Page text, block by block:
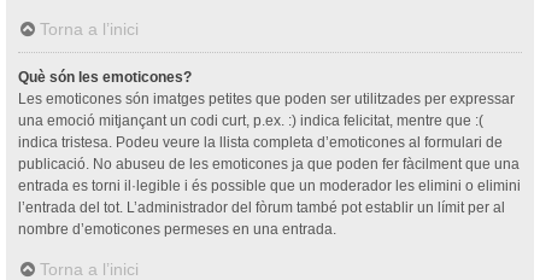
Torna a l’inici
Què són les emoticones?
Les emoticones són imatges petites que poden ser utilitzades per expressar
una emoció mitjançant un codi curt, p.ex. :) indica felicitat, mentre que :(
indica tristesa. Podeu veure la llista completa d’emoticones al formulari de
publicació. No abuseu de les emoticones ja que poden fer fàcilment que una
entrada es torni il·legible i és possible que un moderador les elimini o elimini
l’entrada del tot. L’administrador del fòrum també pot establir un límit per al
nombre d’emoticones permeses en una entrada.
Torna a l’inici